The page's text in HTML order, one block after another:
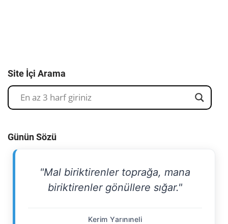
Site İçi Arama
Günün Sözü
"Mal biriktirenler toprağa, mana
biriktirenler gönüllere sığar."
Kerim Yarınıneli